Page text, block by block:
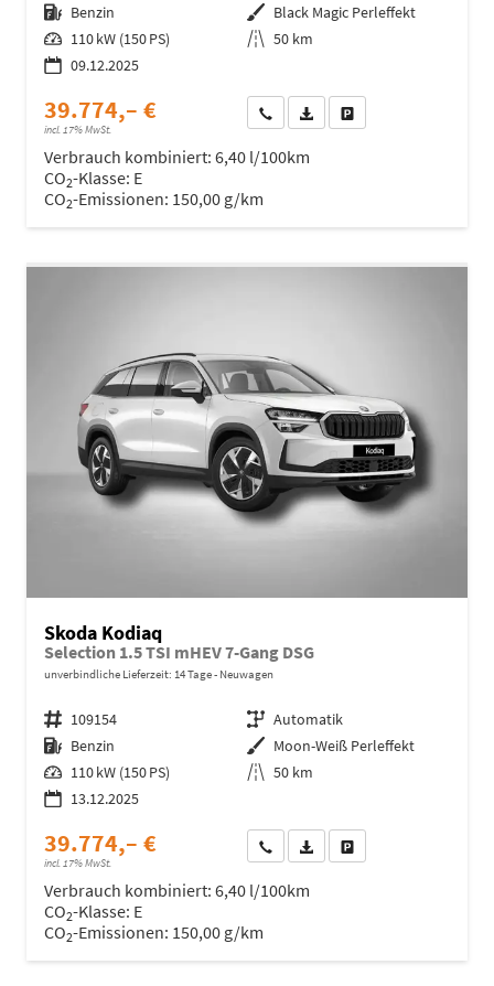
Kraftstoff Benzin Außenfarbe Black Magic Perleffekt
Leistung 110 kW (150 PS) Kilometerstand 50 km
09.12.2025
39.774,– €
incl. 17% MwSt.
Wir rufen Sie anFahrzeugexposé (PDF)
Verbrauch kombiniert: 6,40 l/100km
CO2-Klasse: E
CO2-Emissionen: 150,00 g/km
Skoda Kodiaq
Selection 1.5 TSI mHEV 7-Gang DSG
unverbindliche Lieferzeit: 14 Tage Neuwagen
Fahrzeugnr. 109154 Getriebe Automatik
Kraftstoff Benzin Außenfarbe Moon-Weiß Perleffekt
Leistung 110 kW (150 PS) Kilometerstand 50 km
13.12.2025
39.774,– €
incl. 17% MwSt.
Wir rufen Sie anFahrzeugexposé (PDF)
Verbrauch kombiniert: 6,40 l/100km
CO2-Klasse: E
CO2-Emissionen: 150,00 g/km